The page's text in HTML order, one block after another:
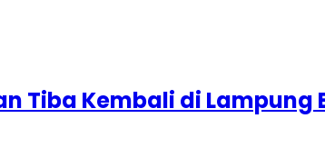
Tiba Kembali di Lampung